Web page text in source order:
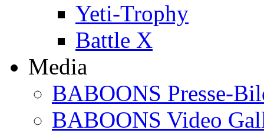
Yeti-Trophy
Battle X
Media
BABOONS Presse-
BABOONS Video